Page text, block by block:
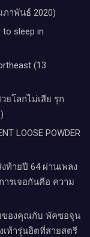
ภาพันธ์ 2020)
to sleep in
(13
ยโลกไม่เสีย รุก
LOOSE POWDER
ายปี 64 ผ่านเพลง
ารเจอกันคือ ความ
ของคุณกับ พัคซอจุน
เท้ารุ่นฮิตที่สายสตรี